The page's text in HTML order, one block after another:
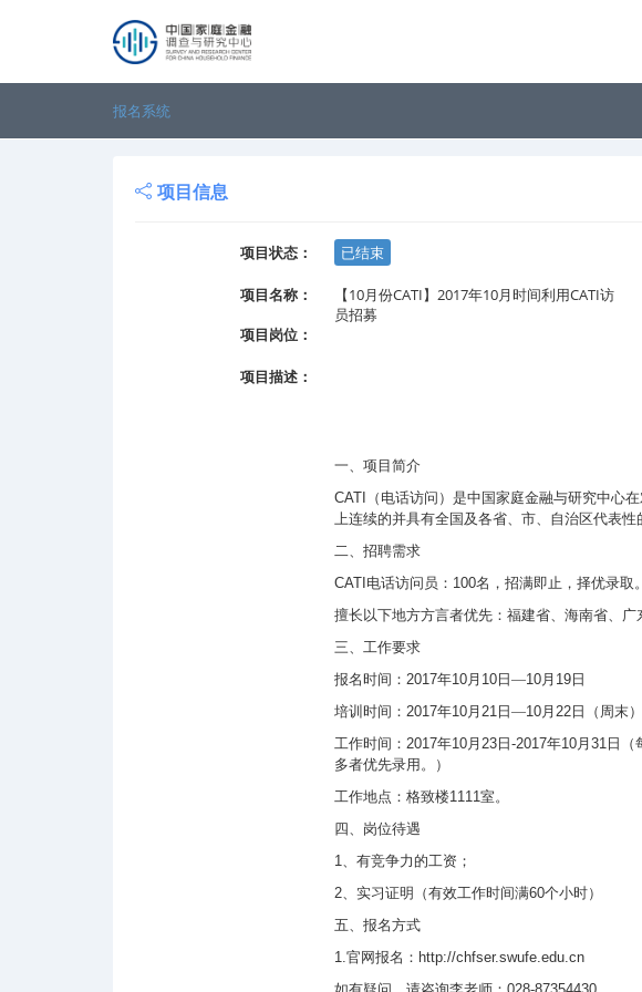
报名系统
项目信息
项目状态： 已结束
项目名称：
【10月份CATI】2017年10月时间利用CATI访
员招募
项目岗位：
项目描述：
一、 项目简介
CATI
（电话访问）是中国家庭金融与研究中心
上连续的并具有全国及各省、市、自治区代表
二、招聘需求
CATI 电话访问员： 100名，招满即止，择优录取。
擅长以下地方方言者优先：福建省、海南省、
三、工作要求
报名时间： 2017年10月 10 日—10月 19 日
培训时间： 2017年10月 21 日—10月 22 日
（周末）
工作时间： 2017年10月 23 日 -2017年10月 31 日（
多者优先录用。）
工作地点：格致楼1111室。
四、岗位待遇
1、有竞争力的工资；
2、实习证明（有效工作时间满60个小时）
五、报名方式
1.官网报名： http://chfser.swufe.edu.cn